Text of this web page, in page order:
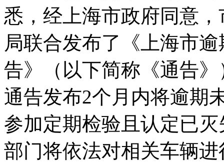
悉，经上海市政府同意
局联合发布了《上海市
告》（以下简称《通告
通告发布2个月内将逾期
参加定期检验且认定已
部门将依法对相关车辆